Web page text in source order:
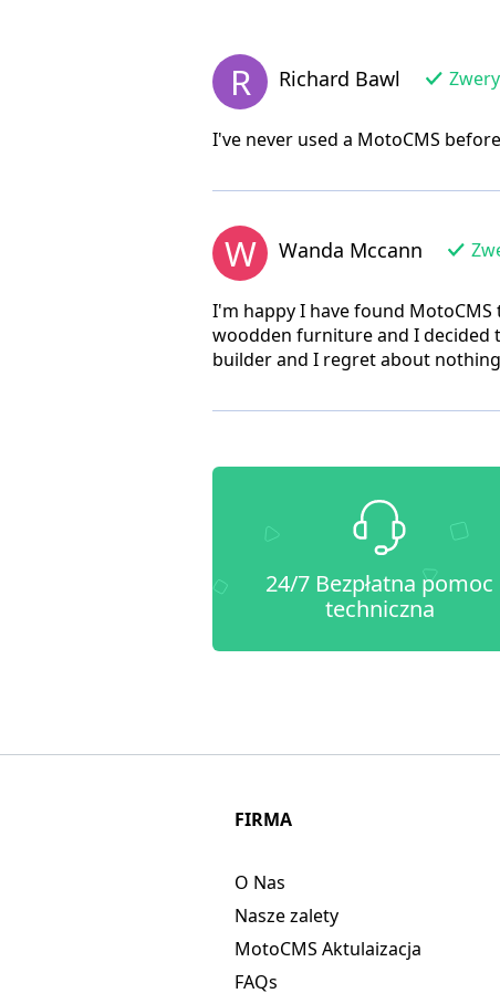
R Richard Bawl
I've never used a MotoCMS
W Wanda Mccann
I'm happy I have found
woodden furniture and I decided
builder and I regret about
24/7 Bezpłatna pomoc
techniczna
FIRMA
O Nas
Nasze zalety
MotoCMS Aktulaizacja
FAQs